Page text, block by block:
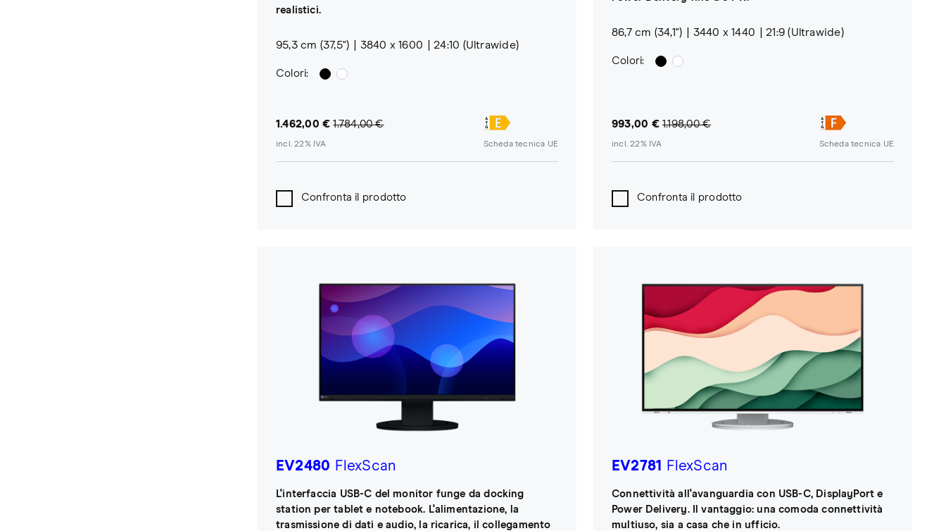
realistici.
95,3 cm (37,5") 3840 x 1600 24:10 (Ultrawide)
Colori:
1.462,00 € 1.784,00 €
incl. 22% IVA Scheda tecnica UE
Confronta il prodotto
86,7 cm (34,1") 3440 x 1440 21:9 (Ultrawide)
Colori:
993,00 € 1.198,00 €
incl. 22% IVA Scheda tecnica UE
Confronta il prodotto
EV2480 FlexScan
L'interfaccia USB-C del monitor funge da docking
station per tablet e notebook. L'alimentazione, la
trasmissione di dati e audio, la ricarica, il collegamento
EV2781 FlexScan
Connettività all'avanguardia con USB-C, DisplayPort e
Power Delivery. Il vantaggio: una comoda connettività
multiuso, sia a casa che in ufficio.